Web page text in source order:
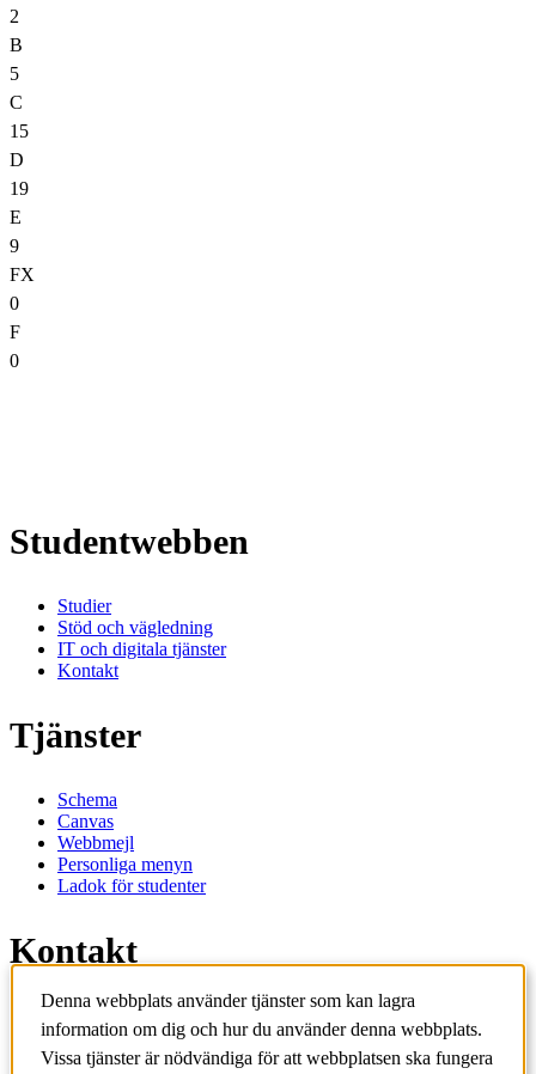
2
B
5
C
15
D
19
E
9
FX
0
F
0
Studentwebben
Studier
Stöd och vägledning
IT och digitala tjänster
Kontakt
Tjänster
Schema
Canvas
Webbmejl
Personliga menyn
Ladok för studenter
Kontakt
Kontakta utbildningsprogram
Kontakta kurs
IT-support
Denna webbplats använder tjänster som kan lagra
information om dig och hur du använder denna webbplats.
Vissa tjänster är nödvändiga för att webbplatsen ska fungera